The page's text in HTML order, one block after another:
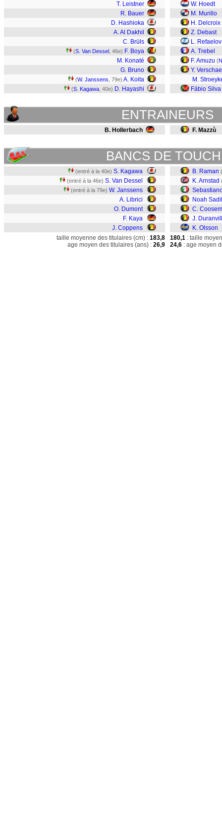
T. Leistner
R. Bauer
D. Hashioka
A. Al Dakhil
C. Brüls
(S. Van Dessel , 46e) F. Boya
M. Konaté
G. Bruno
(W. Janssens , 79e) A. Koita
(S. Kagawa , 40e) D. Hayashi
W. Hoedt
M. Murillo
H. Delcroix
Z. Debast
L. Refaelov
A. Trebel
F. Amuzu (
Y.
M.
Fábio Silva
ENTRAINEURS
B. Hollerbach F. Mazzù
BANCS DE
(entré à la 40e) S. Kagawa
(entré à la 46e) S. Van Dessel
(entré à la 79e) W. Janssens
A. Librici
O. Dumont
F. Kaya
J. Coppens
B. Raman
K. Arnstad
Noah
C.
J.
K. Olsson
taille moyenne des titulaires (cm) : 183,8
age moyen des titulaires (ans) : 26,9
180,1 : taille
24,6 : age moyen